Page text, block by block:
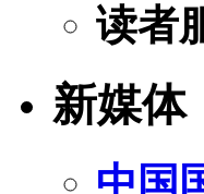
读者
新媒体
中国